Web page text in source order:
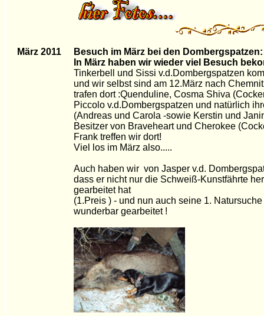
März 2011
Besuch im März bei den Dombergspatzen:
In März haben wir wieder viel Besuch
Tinkerbell und Sissi v.d.Dombergspatzen
und wir selbst sind am 12.März nach
trafen dort :Quenduline, Cosma Shiva
Piccolo v.d.Dombergspatzen und natürlich
(Andreas und Carola -sowie Kerstin und
Besitzer von Braveheart und Cherokee
Frank treffen wir dort!
Viel los im März also.....
Auch haben wir von Jasper v.d.
dass er nicht nur die Schweiß-Kunstfährte
gearbeitet hat
(1.Preis ) - und nun auch seine 1.
wunderbar gearbeitet !